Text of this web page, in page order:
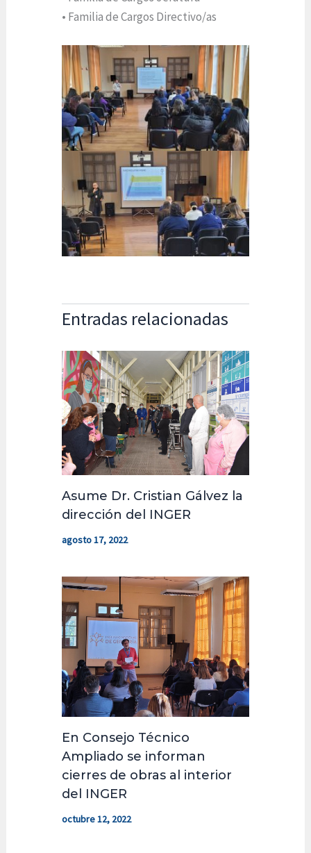
• Familia de Cargos Directivo/as
Entradas relacionadas
Asume Dr. Cristian Gálvez la
dirección del INGER
agosto 17, 2022
En Consejo Técnico
Ampliado se informan
cierres de obras al interior
del INGER
octubre 12, 2022